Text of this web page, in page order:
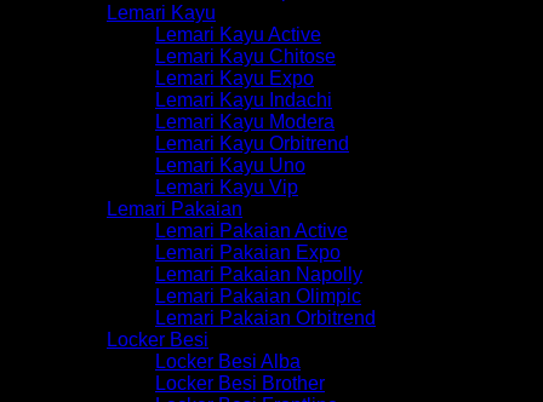
Lemari Kayu
Lemari Kayu Active
Lemari Kayu Chitose
Lemari Kayu Expo
Lemari Kayu Indachi
Lemari Kayu Modera
Lemari Kayu Orbitrend
Lemari Kayu Uno
Lemari Kayu Vip
Lemari Pakaian
Lemari Pakaian Active
Lemari Pakaian Expo
Lemari Pakaian Napolly
Lemari Pakaian Olimpic
Lemari Pakaian Orbitrend
Locker Besi
Locker Besi Alba
Locker Besi Brother